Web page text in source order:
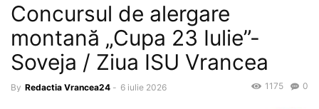
Concursul de alergare
montană „Cupa 23 Iulie”-
Soveja / Ziua ISU Vrancea
By Redactia Vrancea24 - 6 iulie 2026 0
1175